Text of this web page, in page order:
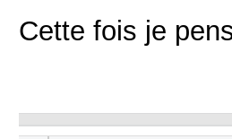
Cette fois je